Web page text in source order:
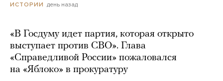
ИСТОРИИ день назад
«В Госдуму идет партия, которая открыто
выступает против СВО». Глава
«Справедливой России» пожаловался
на «Яблоко» в прокуратуру